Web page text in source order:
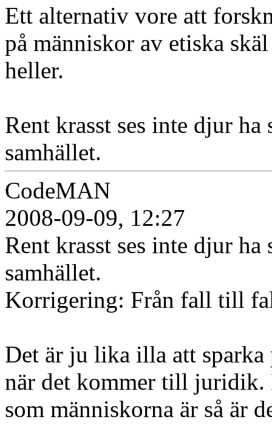
Ett alternativ vore att
på människor av etiska
heller.
Rent krasst ses inte djur
samhället.
CodeMAN
2008-09-09, 12:27
Rent krasst ses inte djur
samhället.
Korrigering: Från fall till
Det är ju lika illa att sparka
när det kommer till juridik.
som människorna är så är